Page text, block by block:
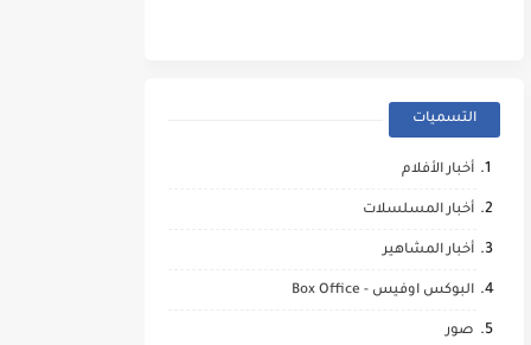
التسميات
أخبار الأفلام
أخبار المسلسلات
أخبار المشاهير
البوكس اوفيس - Box Office
صور